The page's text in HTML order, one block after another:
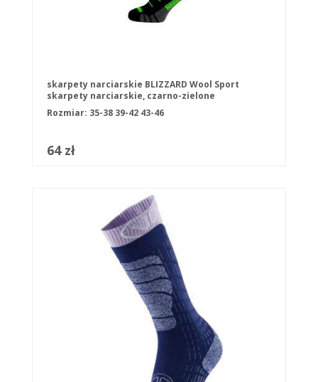
skarpety narciarskie BLIZZARD Wool Sport
skarpety narciarskie, czarno-zielone
Rozmiar: 35-38 39-42 43-46
64 zł